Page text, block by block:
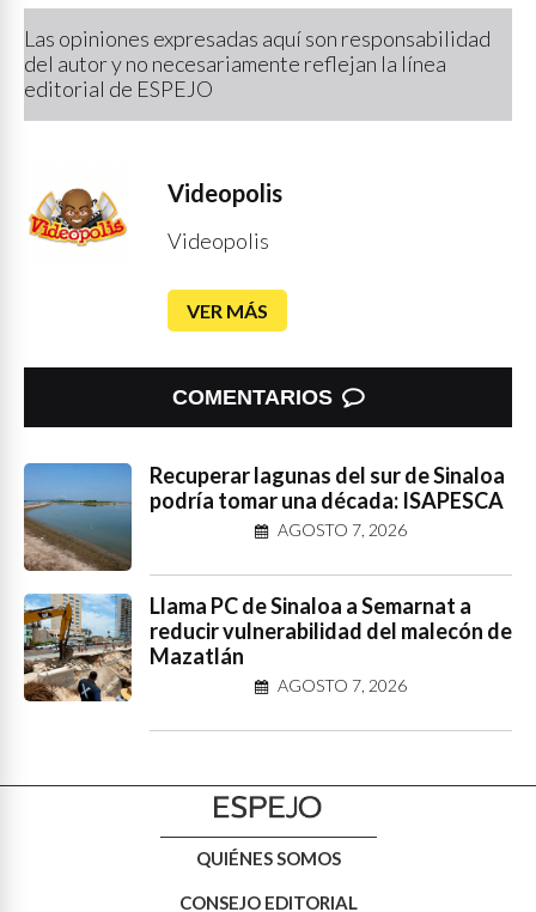
Las opiniones expresadas aquí son responsabilidad
del autor y no necesariamente reflejan la línea
editorial de ESPEJO
Videopolis
Videopolis
VER MÁS
COMENTARIOS
Recuperar lagunas del sur de Sinaloa
podría tomar una década: ISAPESCA
AGOSTO 7, 2026
Llama PC de Sinaloa a Semarnat a
reducir vulnerabilidad del malecón de
Mazatlán
AGOSTO 7, 2026
QUIÉNES SOMOS
CONSEJO EDITORIAL